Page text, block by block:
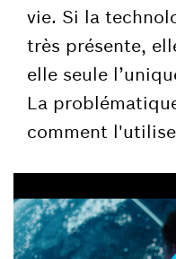
vie. Si la
très présente,
elle seule
La
comment